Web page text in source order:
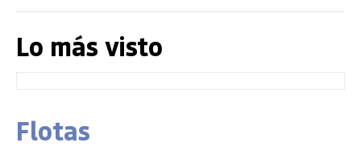
Lo más visto
Flotas